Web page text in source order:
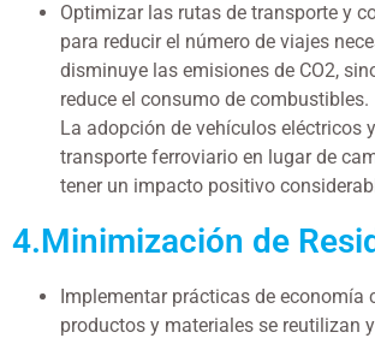
Optimizar las rutas de transporte y
para reducir el número de viajes
disminuye las emisiones de CO2,
reduce el consumo de combustibles.
La adopción de vehículos eléctricos
transporte ferroviario en lugar de
tener un impacto positivo
4.Minimización de
Implementar prácticas de economía
productos y materiales se reutilizan